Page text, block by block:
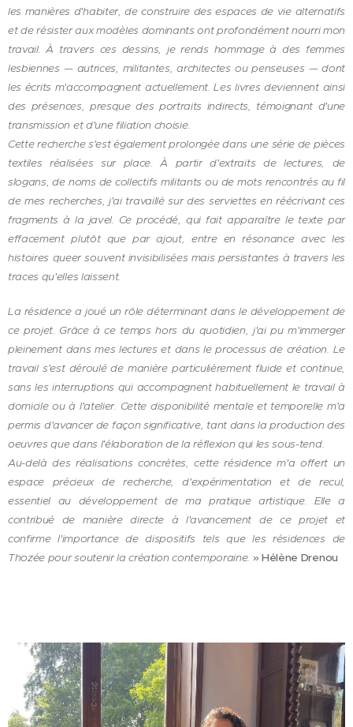
les manières d'habiter, de construire des espaces de vie alternatifs
et de résister aux modèles dominants ont profondément nourri mon
travail. À travers ces dessins, je rends hommage à des femmes
lesbiennes — autrices, militantes, architectes ou penseuses — dont
les écrits m'accompagnent actuellement. Les livres deviennent ainsi
des présences, presque des portraits indirects, témoignant d'une
transmission et d'une filiation choisie.
Cette recherche s'est également prolongée dans une série de pièces
textiles réalisées sur place. À partir d'extraits de lectures, de
slogans, de noms de collectifs militants ou de mots rencontrés au fil
de mes recherches, j'ai travaillé sur des serviettes en réécrivant ces
fragments à la javel. Ce procédé, qui fait apparaître le texte par
effacement plutôt que par ajout, entre en résonance avec les
histoires queer souvent invisibilisées mais persistantes à travers les
traces qu'elles laissent.
La résidence a joué un rôle déterminant dans le développement de
ce projet. Grâce à ce temps hors du quotidien, j'ai pu m'immerger
pleinement dans mes lectures et dans le processus de création. Le
travail s'est déroulé de manière particulièrement fluide et continue,
sans les interruptions qui accompagnent habituellement le travail à
domicile ou à l'atelier. Cette disponibilité mentale et temporelle m'a
permis d'avancer de façon significative, tant dans la production des
oeuvres que dans l'élaboration de la réflexion qui les sous-tend.
Au-delà des réalisations concrètes, cette résidence m'a offert un
espace précieux de recherche, d'expérimentation et de recul,
essentiel au développement de ma pratique artistique. Elle a
contribué de manière directe à l'avancement de ce projet et
confirme l'importance de dispositifs tels que les résidences de
Thozée pour soutenir la création contemporaine. » Hélène Drenou